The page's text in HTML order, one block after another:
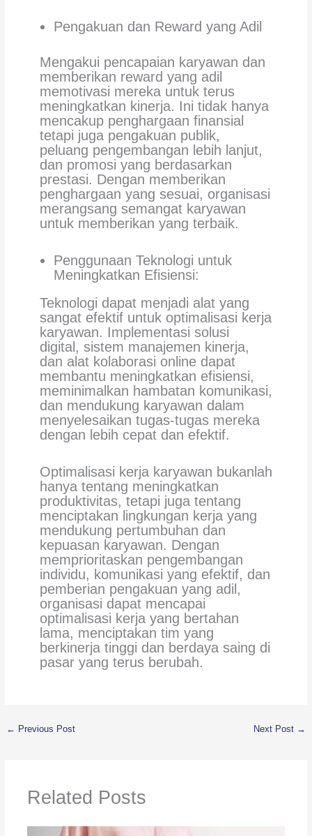
Pengakuan dan Reward yang Adil
Mengakui pencapaian karyawan dan
memberikan reward yang adil
memotivasi mereka untuk terus
meningkatkan kinerja. Ini tidak hanya
mencakup penghargaan finansial
tetapi juga pengakuan publik,
peluang pengembangan lebih lanjut,
dan promosi yang berdasarkan
prestasi. Dengan memberikan
penghargaan yang sesuai, organisasi
merangsang semangat karyawan
untuk memberikan yang terbaik.
Penggunaan Teknologi untuk
Meningkatkan Efisiensi:
Teknologi dapat menjadi alat yang
sangat efektif untuk optimalisasi kerja
karyawan. Implementasi solusi
digital, sistem manajemen kinerja,
dan alat kolaborasi online dapat
membantu meningkatkan efisiensi,
meminimalkan hambatan komunikasi,
dan mendukung karyawan dalam
menyelesaikan tugas-tugas mereka
dengan lebih cepat dan efektif.
Optimalisasi kerja karyawan bukanlah
hanya tentang meningkatkan
produktivitas, tetapi juga tentang
menciptakan lingkungan kerja yang
mendukung pertumbuhan dan
kepuasan karyawan. Dengan
memprioritaskan pengembangan
individu, komunikasi yang efektif, dan
pemberian pengakuan yang adil,
organisasi dapat mencapai
optimalisasi kerja yang bertahan
lama, menciptakan tim yang
berkinerja tinggi dan berdaya saing di
pasar yang terus berubah.
← Previous Post Next Post →
Related Posts